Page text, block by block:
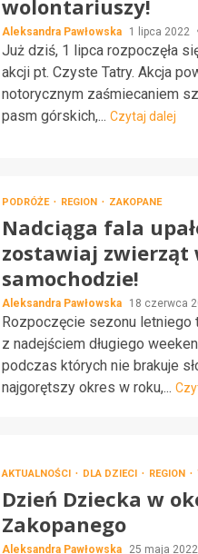
wolontariuszy!
Aleksandra Pawłowska 1 lipca 2022
Już dziś, 1 lipca rozpoczęła
akcji pt. Czyste Tatry. Akcja
notorycznym zaśmiecaniem
pasm górskich,... Czytaj dalej
PODRÓŻE REGION ZAKOPANE
Nadciąga fala
zostawiaj zwierząt
samochodzie!
Aleksandra Pawłowska 18 czerwca
Rozpoczęcie sezonu letniego
z nadejściem długiego
podczas których nie brakuje
najgorętszy okres w roku,...
AKTUALNOŚCI DLA DZIECI REGION
Dzień Dziecka w
Zakopanego
Aleksandra Pawłowska 25 maja 2022